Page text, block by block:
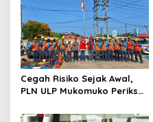
i
p
o
s
Cegah Risiko Sejak Awal,
PLN ULP Mukomuko Periksa
secara Rutin